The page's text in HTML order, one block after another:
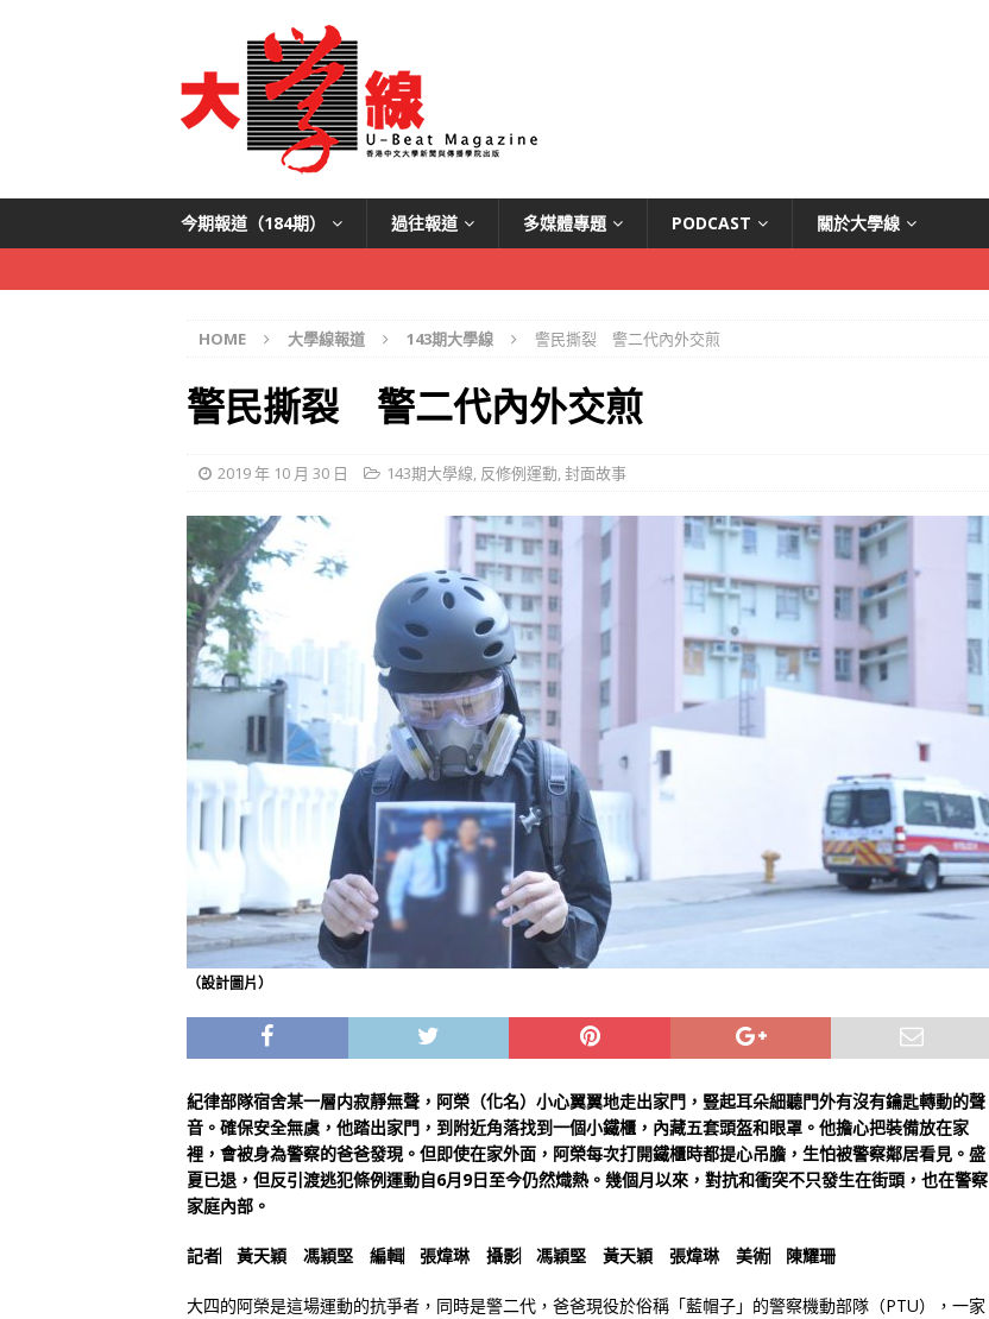
今期報道（184期） 過往報道 多媒體專題 PODCAST 關於大學線
HOME 大學線報道 143期大學線 警民撕裂 警二代內外交煎
警民撕裂 警二代內外交煎
2019 年 10 月 30 日 143期大學線, 反修例運動,封面故事
（設計圖片）
紀律部隊宿舍某一層内寂靜無聲，阿榮（化名）小心翼翼地走出家門，豎起耳朵細聽門外有沒有鑰匙轉動的聲
音。確保安全無虞，他踏出家門，到附近角落找到一個小鐵櫃，內藏五套頭盔和眼罩。他擔心把裝備放在家
裡，會被身為警察的爸爸發現。但即使在家外面，阿榮每次打開鐵櫃時都提心吊膽，生怕被警察鄰居看見。盛
夏已退，但反引渡逃犯條例運動自6月9日至今仍然熾熱。幾個月以來，對抗和衝突不只發生在街頭，也在警察
家庭內部。
記者︳黃天穎 馮穎堅 編輯︳張煒琳 攝影︳馮穎堅 黃天穎 張煒琳 美術︳陳耀珊
大四的阿榮是這場運動的抗爭者，同時是警二代，爸爸現役於俗稱「藍帽子」的警察機動部隊（PTU），一家